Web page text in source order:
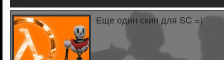
Еще один скин для SC =)